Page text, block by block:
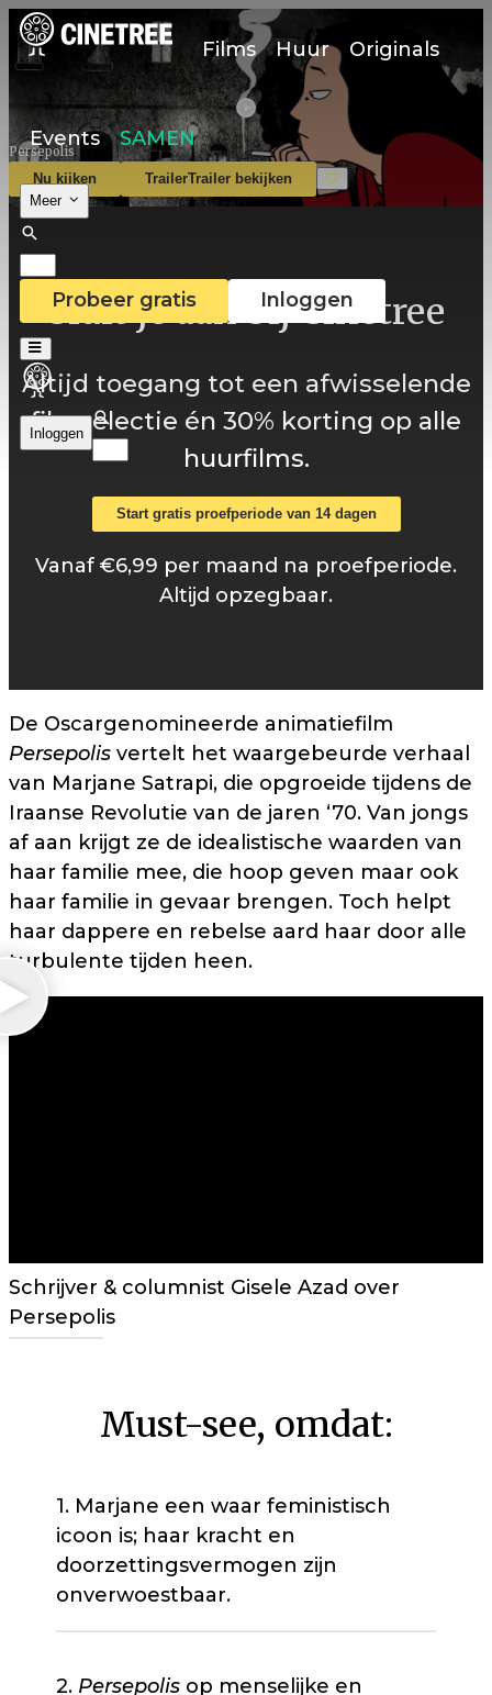
Films Huur Originals
Events SAMEN
Meer
Probeer gratis Inloggen
Inloggen
Persepolis
Nu kijken TrailerTrailer bekijken
Sluit je aan bij Cinetree
Altijd toegang tot een afwisselende
filmselectie én 30% korting op alle
huurfilms.
Start gratis proefperiode van 14 dagen
Vanaf €6,99 per maand na proefperiode.
Altijd opzegbaar.
De Oscargenomineerde animatiefilm
Persepolis vertelt het waargebeurde verhaal
van Marjane Satrapi, die opgroeide tijdens de
Iraanse Revolutie van de jaren ‘70. Van jongs
af aan krijgt ze de idealistische waarden van
haar familie mee, die hoop geven maar ook
haar familie in gevaar brengen. Toch helpt
haar dappere en rebelse aard haar door alle
turbulente tijden heen.
Schrijver & columnist Gisele Azad over
Persepolis
Must-see, omdat:
1. Marjane een waar feministisch
icoon is; haar kracht en
doorzettingsvermogen zijn
onverwoestbaar.
2. Persepolis op menselijke en